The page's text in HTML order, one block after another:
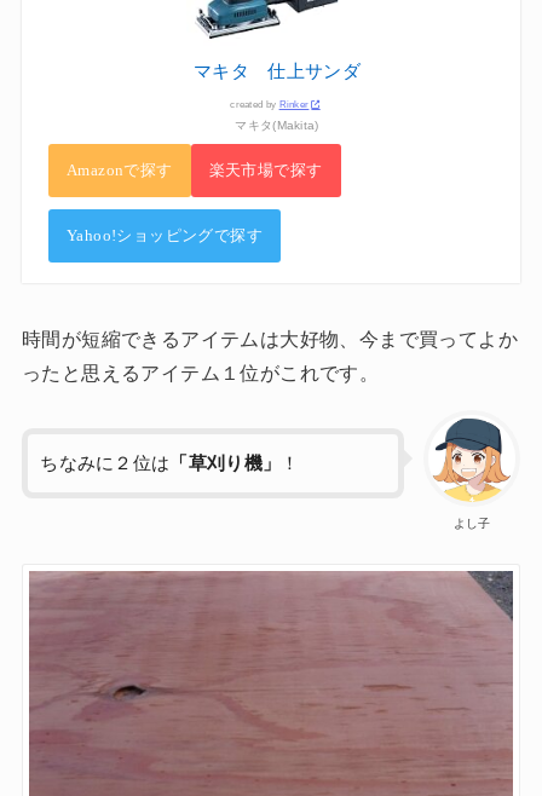
マキタ 仕上サンダ
created by Rinker
マキタ(Makita)
Amazonで探す 楽天市場で探す
Yahoo!ショッピングで探す
時間が短縮できるアイテムは大好物、今まで買ってよか
ったと思えるアイテム１位がこれです。
よし子
ちなみに２位は 「草刈り機」 ！